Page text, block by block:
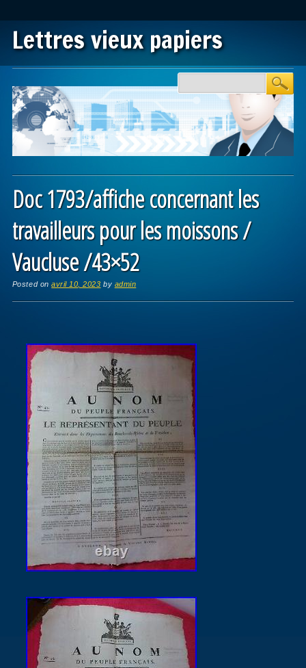
Lettres vieux papiers
Main menu
Doc 1793/affiche concernant les
travailleurs pour les moissons /
Vaucluse /43×52
Posted onavril 10, 2023 by admin